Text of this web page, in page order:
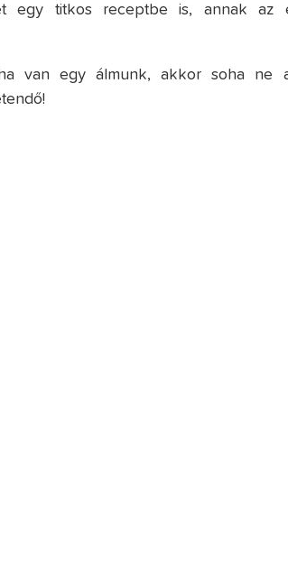
egy titkos receptbe is, annak az
van egy álmunk, akkor soha ne